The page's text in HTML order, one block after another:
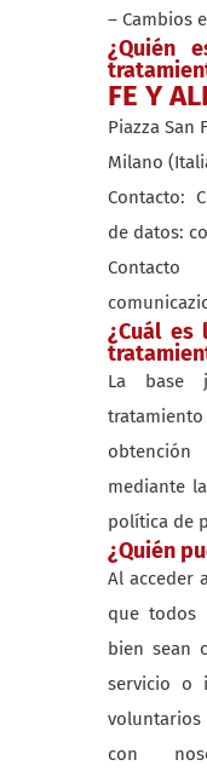
– Cambios
¿Quién
FE Y
Piazza San
Milano
Contacto:
de datos:
¿Cuál es
La base
mediante
política de
¿Quién
Al acceder
que todos
bien sean
servicio o
voluntarios
con